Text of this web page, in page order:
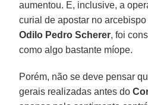
aumentou. E, inclusive, a
curial de apostar no
Odilo Pedro Scherer, foi
como algo bastante míope.
Porém, não se deve pensar
gerais realizadas antes do